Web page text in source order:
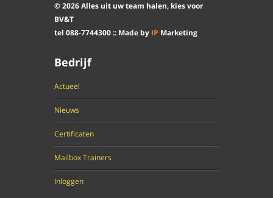
©2026Alles uit uw team halen, kies voor
BV&T
tel 088-7744300:: Made by IP Marketing
Bedrijf
Actueel
Nieuws
Certificaten
Mailbox Trainers
Inloggen